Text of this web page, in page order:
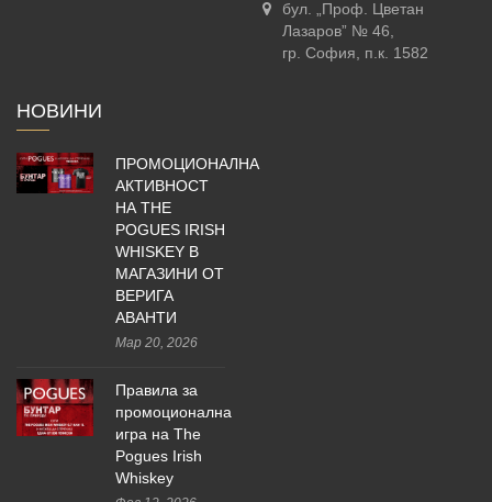
бул. „Проф. Цветан
Лазаров” № 46,
гр. София, п.к. 1582
НОВИНИ
ПРОМОЦИОНАЛНА
АКТИВНОСТ
НА THE
POGUES IRISH
WHISKEY В
МАГАЗИНИ ОТ
ВЕРИГА
АВАНТИ
Мар 20, 2026
Правила за
промоционална
игра на The
Pogues Irish
Whiskey